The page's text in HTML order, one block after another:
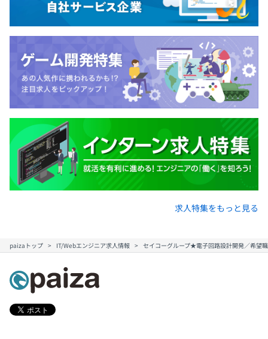
求人特集をもっと見る
paizaトップ IT/Webエンジニア求人情報 セイコーグループ★電子回路設計開発／希望